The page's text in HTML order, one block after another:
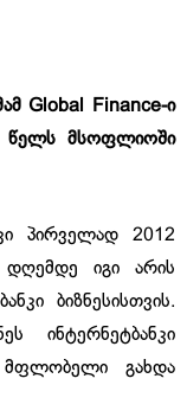
Global Finance-ი
წელს მსოფლიოში
პირველად 2012
იგი არის
ბიზნესისთვის.
ინტერნეტბანკი
გახდა